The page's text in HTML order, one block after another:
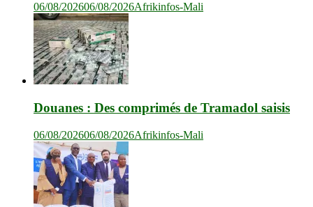
06/08/202606/08/2026Afrikinfos-Mali
Douanes : Des comprimés de Tramadol saisis
06/08/202606/08/2026Afrikinfos-Mali